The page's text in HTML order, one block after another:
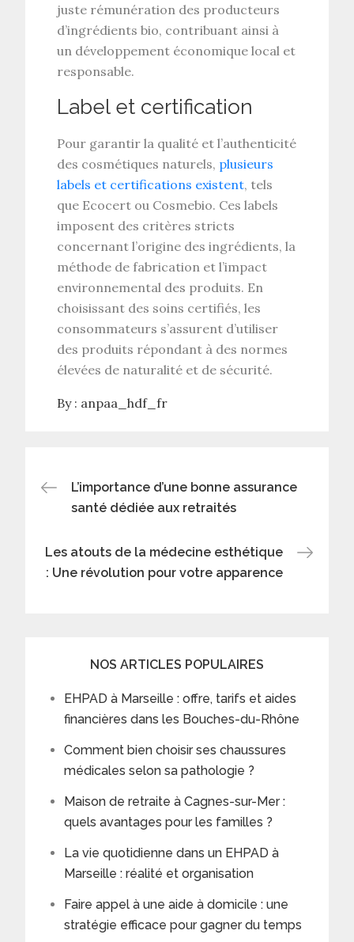
juste rémunération des producteurs
d’ingrédients bio, contribuant ainsi à
un développement économique local et
responsable.
Label et certification
Pour garantir la qualité et l’authenticité
des cosmétiques naturels, plusieurs
labels et certifications existent, tels
que Ecocert ou Cosmebio. Ces labels
imposent des critères stricts
concernant l’origine des ingrédients, la
méthode de fabrication et l’impact
environnemental des produits. En
choisissant des soins certifiés, les
consommateurs s’assurent d’utiliser
des produits répondant à des normes
élevées de naturalité et de sécurité.
By : anpaa_hdf_fr
Post
L’importance d’une bonne assurance
santé dédiée aux retraités
Les atouts de la médecine esthétique
: Une révolution pour votre apparence
NOS ARTICLES POPULAIRES
EHPAD à Marseille : offre, tarifs et aides
financières dans les Bouches-du-Rhône
Comment bien choisir ses chaussures
médicales selon sa pathologie ?
Maison de retraite à Cagnes-sur-Mer :
quels avantages pour les familles ?
La vie quotidienne dans un EHPAD à
Marseille : réalité et organisation
Faire appel à une aide à domicile : une
stratégie efficace pour gagner du temps